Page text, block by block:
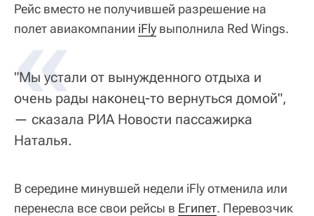
Рейс вместо не получившей разрешение на
полет авиакомпании iFly выполнила Red Wings.
«
"Мы устали от вынужденного отдыха и
очень рады наконец-то вернуться домой",
— сказала РИА Новости пассажирка
Наталья.
В середине минувшей недели iFly отменила или
перенесла все свои рейсы в Египет. Перевозчик